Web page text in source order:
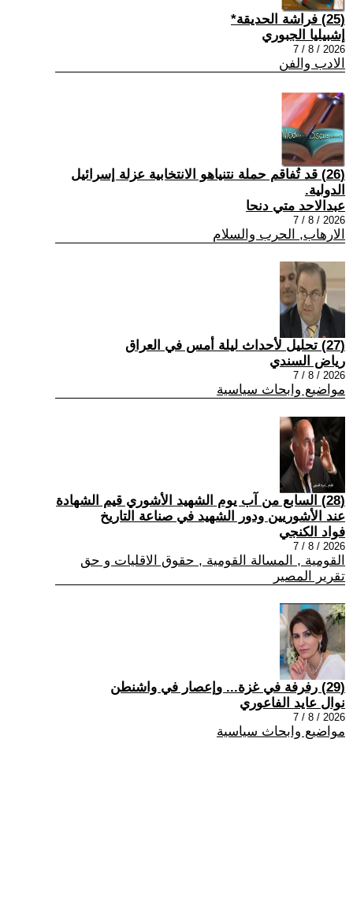
(25) فراشة الحديقة*
إشبيليا الجبوري
2026 / 8 / 7
الادب والفن
(26) قد تُفاقم حملة نتنياهو الانتخابية عزلة إسرائيل
الدولية.
عبدالاحد متي دنحا
2026 / 8 / 7
الارهاب, الحرب والسلام
(27) تحليل لأحداث ليلة أمس في العراق
رياض السندي
2026 / 8 / 7
مواضيع وابحاث سياسية
(28) السابع من آب يوم الشهيد الأشوري قيم الشهادة
عند الأشوريين ودور الشهيد في صناعة التاريخ
فواد الكنجي
2026 / 8 / 7
القومية , المسالة القومية , حقوق الاقليات و حق
تقرير المصير
(29) رفرفة في غزة... وإعصار في واشنطن
نوال عايد الفاعوري
2026 / 8 / 7
مواضيع وابحاث سياسية